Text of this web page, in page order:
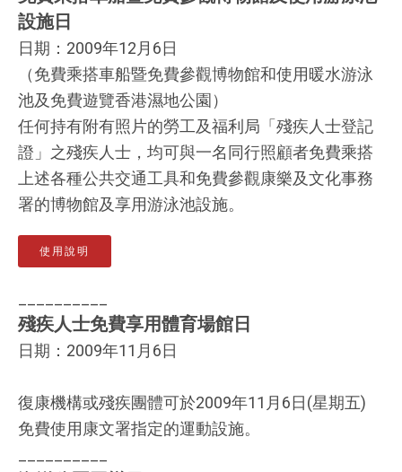
設施日
日期：2009年12月6日
（免費乘搭車船暨免費參觀博物館和使用暖水游泳
池及免費遊覽香港濕地公園）
任何持有附有照片的勞工及福利局「殘疾人士登記
證」之殘疾人士，均可與一名同行照顧者免費乘搭
上述各種公共交通工具和免費參觀康樂及文化事務
署的博物館及享用游泳池設施。
使用說明
殘疾人士免費享用體育場館日
日期：2009年11月6日
復康機構或殘疾團體可於2009年11月6日(星期五)
免費使用康文署指定的運動設施。